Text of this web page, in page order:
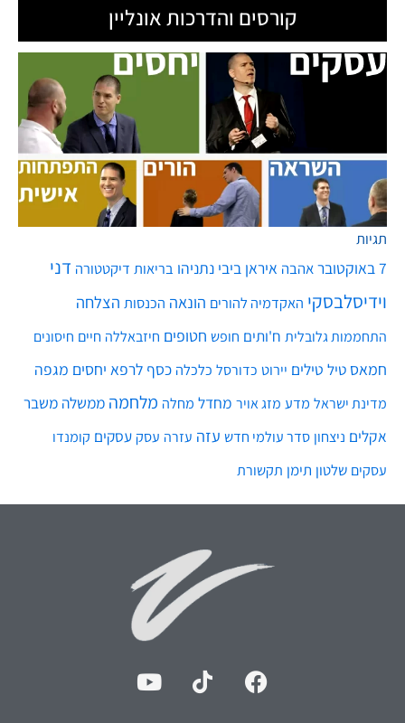
קורסים והדרכות אונליין
תגיות
7 באוקטובר אהבה איראן ביבי נתניהו בריאות דיקטטורה דני
וידיסלבסקי האקדמיה להורים הונאה הכנסות הצלחה
התחממות גלובלית ח'ותים חופש חטופים חיזבאללה חיים חיסונים
חמאס טיל טילים יירוט כדורסל כלכלה כסף לרפא יחסים מגפה
מדינת ישראל מדע מזג אויר מחדל מחלה מלחמה ממשלה משבר
אקלים ניצחון סדר עולמי חדש עזה עזרה עסק עסקים קומנדו
עסקים שלטון תימן תקשורת